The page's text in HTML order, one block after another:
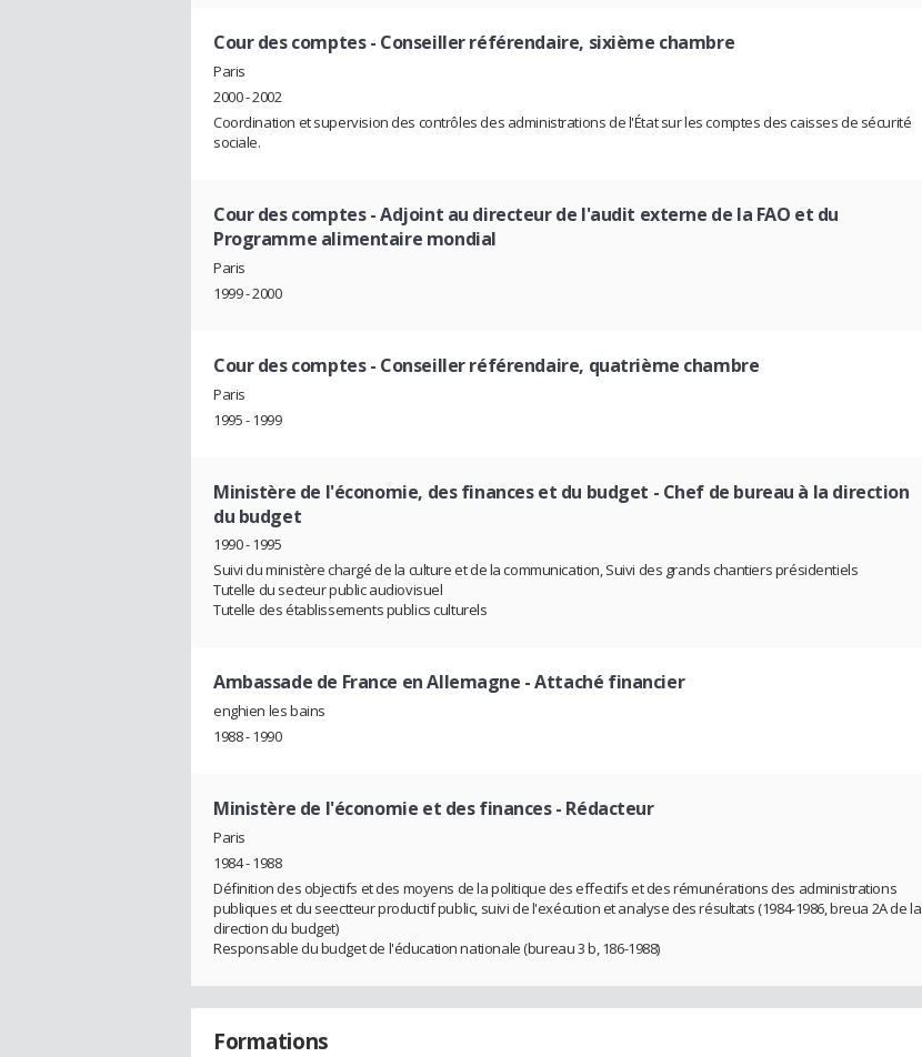
Cour des comptes- Conseiller référendaire, sixième chambre
Paris
2000 - 2002
Coordination et supervision des contrôles des administrations de l'État sur les comptes des caisses de sécurité
sociale.
Cour des comptes- Adjoint au directeur de l'audit externe de la FAO et du
Programme alimentaire mondial
Paris
1999 - 2000
Cour des comptes- Conseiller référendaire, quatrième chambre
Paris
1995 - 1999
Ministère de l'économie, des finances et du budget - Chef de bureau à la direction
du budget
1990 - 1995
Suivi du ministère chargé de la culture et de la communication, Suivi des grands chantiers présidentiels
Tutelle du secteur public audiovisuel
Tutelle des établissements publics culturels
Ambassade de France en Allemagne - Attaché financier
enghien les bains
1988 - 1990
Ministère de l'économie et des finances- Rédacteur
Paris
1984 - 1988
Définition des objectifs et des moyens de la politique des effectifs et des rémunérations des administrations
publiques et du seectteur productif public, suivi de l'exécution et analyse des résultats (1984-1986, breua 2A de la
direction du budget)
Responsable du budget de l'éducation nationale (bureau 3 b, 186-1988)
Formations